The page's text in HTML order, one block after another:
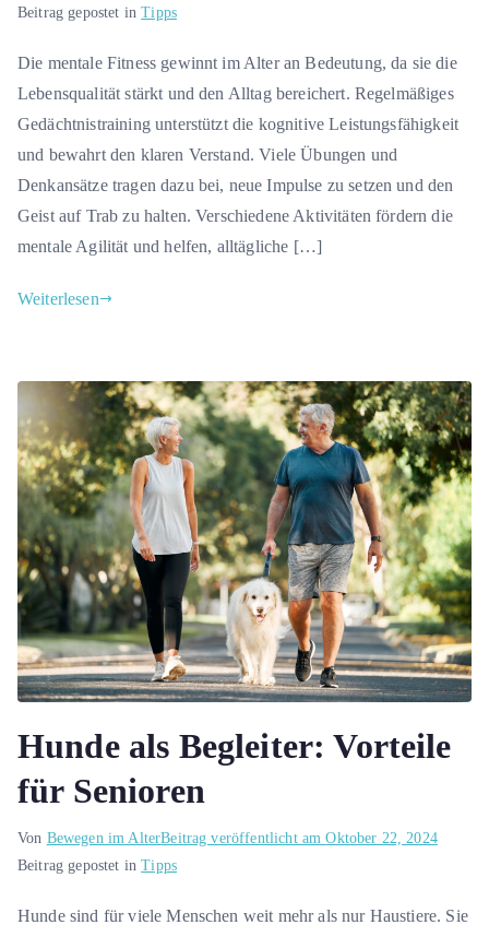
Beitrag gepostet inTipps
Die mentale Fitness gewinnt im Alter an Bedeutung, da sie die
Lebensqualität stärkt und den Alltag bereichert. Regelmäßiges
Gedächtnistraining unterstützt die kognitive Leistungsfähigkeit
und bewahrt den klaren Verstand. Viele Übungen und
Denkansätze tragen dazu bei, neue Impulse zu setzen und den
Geist auf Trab zu halten. Verschiedene Aktivitäten fördern die
mentale Agilität und helfen, alltägliche […]
Weiterlesen
Hunde als Begleiter: Vorteile
für Senioren
Von Bewegen im AlterBeitrag veröffentlicht amOktober 22, 2024
Beitrag gepostet inTipps
Hunde sind für viele Menschen weit mehr als nur Haustiere. Sie